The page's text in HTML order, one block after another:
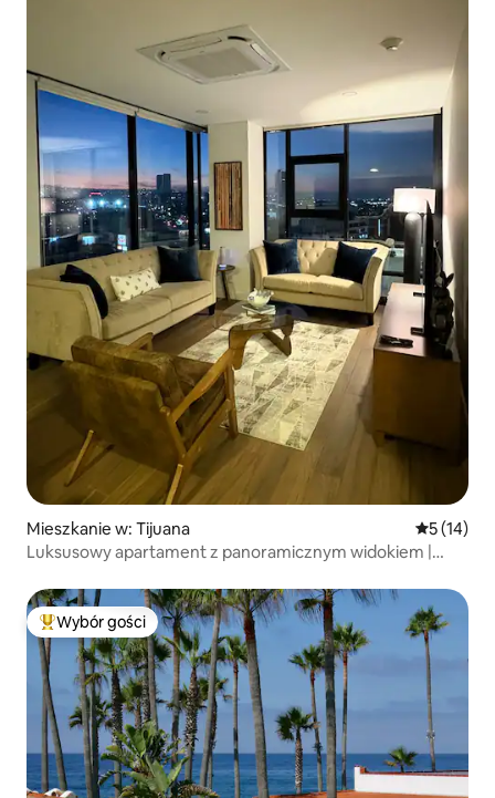
Mieszkanie w: Tijuana Średnia
5 (14)
Luksusowy apartament z panoramicznym widokiem |
Najpopularniejsze z kategorii Wybór gości
Wybór gości